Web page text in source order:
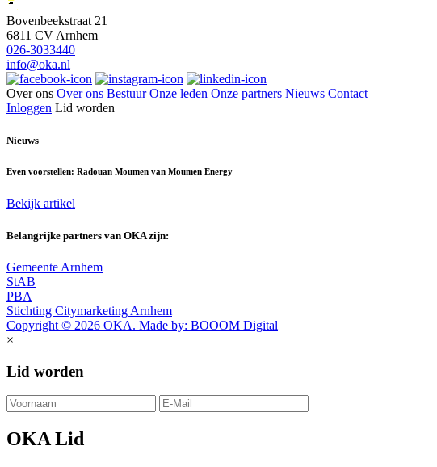
Bovenbeekstraat 21
6811 CV Arnhem
026-3033440
info@oka.nl
Over ons Over ons BestuurOnze leden Onze partners Nieuws Contact
Inloggen Lid worden
Nieuws
Even voorstellen: Radouan Moumen van Moumen Energy
Bekijk artikel
Belangrijke partners van OKA zijn:
Gemeente Arnhem
StAB
PBA
Stichting Citymarketing Arnhem
Copyright © 2026 OKA. Made by: BOOOM Digital
×
Lid worden
OKA Lid